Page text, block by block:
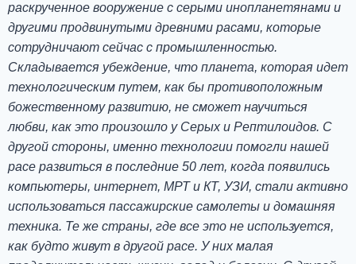
раскрученное вооружение с серыми инопланетянами и
другими продвинутыми древними расами, которые
сотрудничают сейчас с промышленностью.
Складывается убеждение, что планета, которая идет
технологическим путем, как бы противоположным
божественному развитию, не сможет научиться
любви, как это произошло у Серых и Рептилоидов. С
другой стороны, именно технологии помогли нашей
расе развиться в последние 50 лет, когда появились
компьютеры, интернет, МРТ и КТ, УЗИ, стали активно
использоваться пассажирские самолеты и домашняя
техника. Те же страны, где все это не используется,
как будто живут в другой расе. У них малая